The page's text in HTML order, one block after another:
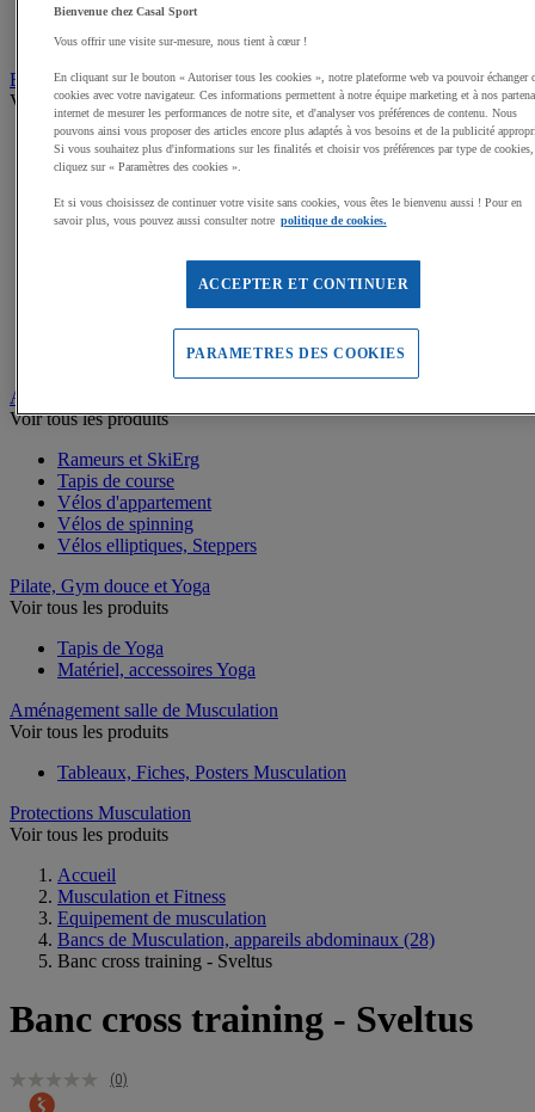
Poids Musculation et Fitness
Barres Musculation et Fitness
Equipement de Fitness et Cross training
Voir tous les produits
Kettlebell
Tapis de sol pour le Fitness
Steps
Elastiques et Sangles de Musculation et Fitness
Appareils abdominaux
Supports pompes
Bracelets lestés de Fitness
Appareils Fitness et Cardio training
Voir tous les produits
Rameurs et SkiErg
Tapis de course
Vélos d'appartement
Vélos de spinning
Vélos elliptiques, Steppers
Pilate, Gym douce et Yoga
Voir tous les produits
Tapis de Yoga
Matériel, accessoires Yoga
Aménagement salle de Musculation
Voir tous les produits
Tableaux, Fiches, Posters Musculation
Protections Musculation
Voir tous les produits
Accueil
Musculation et Fitness
Equipement de musculation
Bancs de Musculation, appareils abdominaux (28)
Banc cross training - Sveltus
Banc cross training - Sveltus
(0)
Bienvenue chez Casal Sport
Vous offrir une visite sur-mesure, nous tient à cœur !
En cliquant sur le bouton « Autoriser tous les cookies », notre plateforme web va pouvoir échanger
cookies avec votre navigateur. Ces informations permettent à notre équipe marketing et à nos
internet de mesurer les performances de notre site, et d'analyser vos préférences de contenu. Nous
pouvons ainsi vous proposer des articles encore plus adaptés à vos besoins et de la publicité
Si vous souhaitez plus d'informations sur les finalités et choisir vos préférences par type de cookies,
cliquez sur « Paramètres des cookies ».
Et si vous choisissez de continuer votre visite sans cookies, vous êtes le bienvenu aussi ! Pour en
savoir plus, vous pouvez aussi consulter notre politique de cookies.
ACCEPTER ET CONTINUER
PARAMETRES DES COOKIES